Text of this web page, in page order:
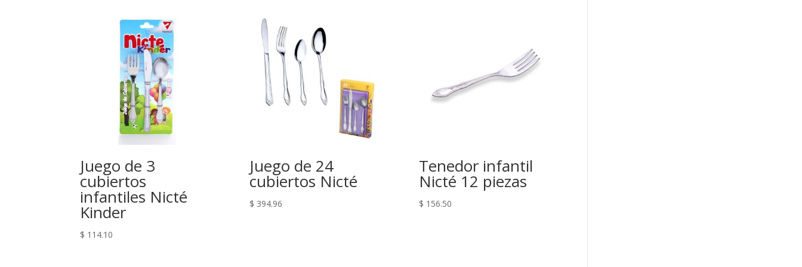
Juego de 3
cubiertos
infantiles Nicté
Kinder
$ 114.10
Juego de 24
cubiertos Nicté
$ 394.96
Tenedor infantil
Nicté 12 piezas
$ 156.50